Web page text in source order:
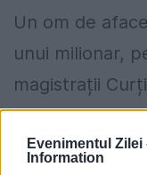
Evenimentul Zilei
Information
Un om de
unui milionar,
magistrații
contract de 25